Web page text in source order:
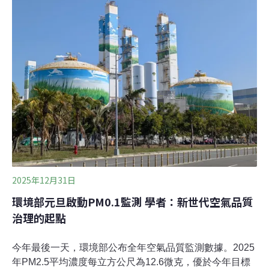
七家還沒有許可證，將會持續輔導、清查，逾期業者可裁
處新台幣五萬元，近三年已裁罰六件。（自由時報報導）
2025年12月31日
環境部元旦啟動PM0.1監測 學者：新世代空氣品質
治理的起點
今年最後一天，環境部公布全年空氣品質監測數據。2025
年PM2.5平均濃度每立方公尺為12.6微克，優於今年目標